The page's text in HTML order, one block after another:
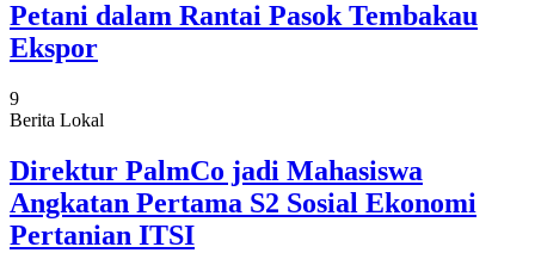
Petani dalam Rantai Pasok Tembakau
Ekspor
9
Berita Lokal
Direktur PalmCo jadi Mahasiswa
Angkatan Pertama S2 Sosial Ekonomi
Pertanian ITSI